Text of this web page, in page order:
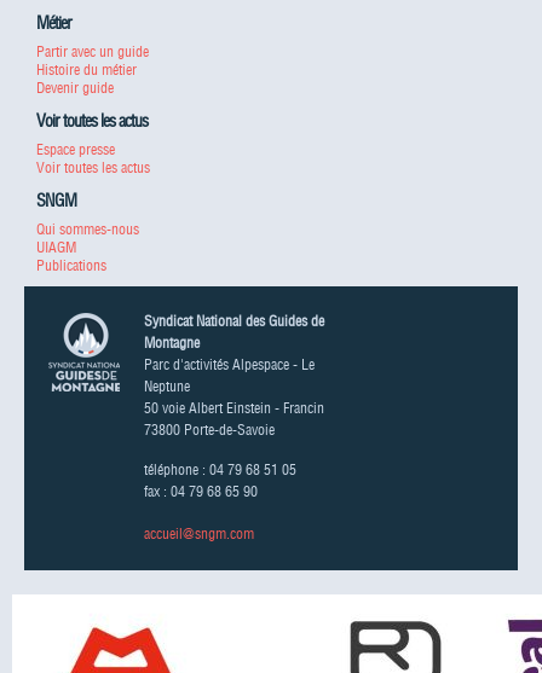
Métier
Partir avec un guide
Histoire du métier
Devenir guide
Voir toutes les actus
Espace presse
Voir toutes les actus
SNGM
Qui sommes-nous
UIAGM
Publications
Syndicat National des Guides de
Montagne
Parc d'activités Alpespace - Le
Neptune
50 voie Albert Einstein - Francin
73800 Porte-de-Savoie
téléphone : 04 79 68 51 05
fax : 04 79 68 65 90
accueil@sngm.com